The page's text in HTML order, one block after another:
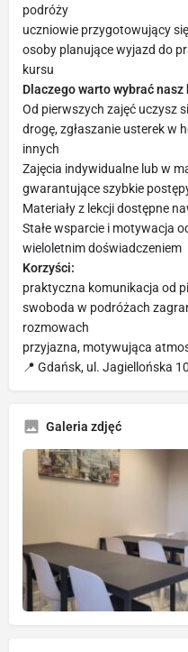
podróży
uczniowie przygotowujący
osoby planujące wyjazd do
kursu
Dlaczego warto wybrać nasz
Od pierwszych zajęć uczysz
drogę, zgłaszanie usterek w
innych
Zajęcia indywidualne lub w
gwarantujące szybkie
Materiały z lekcji dostępne
Stałe wsparcie i motywacja
wieloletnim doświadczeniem
Korzyści:
praktyczna komunikacja od
swoboda w podróżach
rozmowach
przyjazna, motywująca
📍 Gdańsk, ul. Jagiellońska
Galeria zdjęć